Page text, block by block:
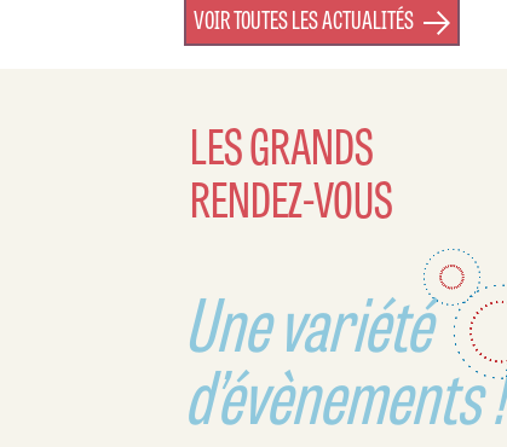
VOIR TOUTES LES ACTUALITÉS
LES GRANDS
RENDEZ-VOUS
Une variété
d’évènements !